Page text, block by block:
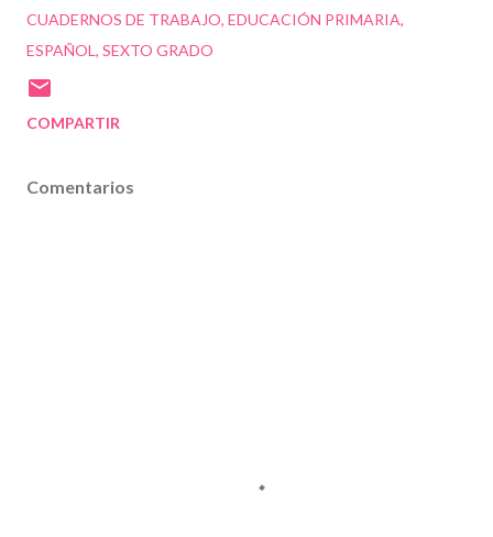
CUADERNOS DE TRABAJO EDUCACIÓN PRIMARIA
ESPAÑOL SEXTO GRADO
COMPARTIR
Comentarios